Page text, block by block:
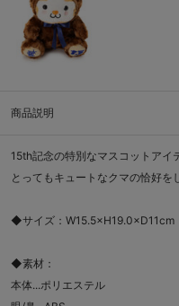
商品説明
15th記念の特別なマスコットアイ
とってもキュートなクマの恰好を
◆サイズ：W15.5×H19.0×D11cm
◆素材：
本体...ポリエステル